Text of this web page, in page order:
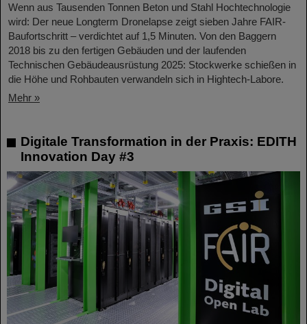
Wenn aus Tausenden Tonnen Beton und Stahl Hochtechnologie
wird: Der neue Longterm Dronelapse zeigt sieben Jahre FAIR-
Baufortschritt – verdichtet auf 1,5 Minuten. Von den Baggern
2018 bis zu den fertigen Gebäuden und der laufenden
Technischen Gebäudeausrüstung 2025: Stockwerke schießen in
die Höhe und Rohbauten verwandeln sich in Hightech-Labore.​
Mehr »
Digitale Transformation in der Praxis: EDITH
Innovation Day #3